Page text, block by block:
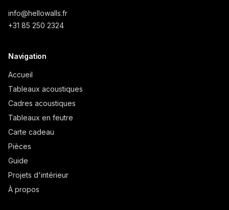
info@hellowalls.fr
+31 85 250 2324
Navigation
Accueil
Tableaux acoustiques
Cadres acoustiques
Tableaux en feutre
Carte cadeau
Pièces
Guide
Projets d'intérieur
À propos